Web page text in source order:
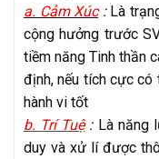
a. Cảm Xúc:Là
cộng hưởng trước
tiềm năng Tinh thần
định, nếu tích cực
hành vi tốt
b. Trí Tuệ :Là năng
duy và xử lí được